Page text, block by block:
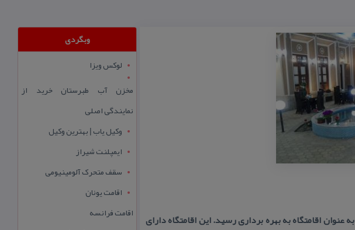
اقامتگاه بوم گردی نقره یزد با قدمت بیش از ۵۰ سال، در فروردین ماه سال ۱۳۹۶ به عنوان اقامتگاه به بهره برداری رسید. این اقامتگاه دارای
وبگردی
لوکس ویزا
مخزن آب طبرستان خرید از
نمایندگی اصلی
وکیل یاب | بهترین وکیل
ایمپلنت شیراز
سقف متحرک آلومینیومی
اقامت یونان
اقامت فرانسه